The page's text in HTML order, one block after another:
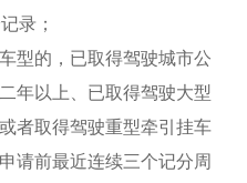
录；
型的，已取得驾驶城市公
年以上、已取得驾驶大型
者取得驾驶重型牵引挂车
请前最近连续三个记分周